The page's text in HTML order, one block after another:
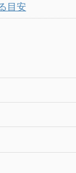
目安